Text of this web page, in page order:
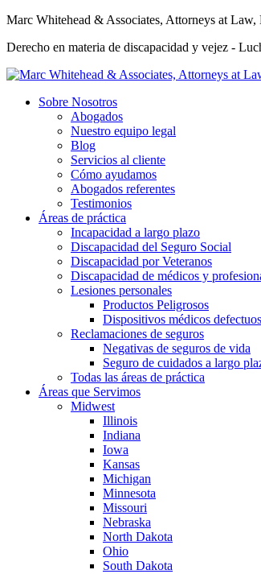
Marc Whitehead & Associates, Attorneys at
Derecho en materia de discapacidad y vejez -
Sobre Nosotros
Abogados
Nuestro equipo legal
Blog
Servicios al cliente
Cómo ayudamos
Abogados referentes
Testimonios
Áreas de práctica
Incapacidad a largo plazo
Discapacidad del Seguro Social
Discapacidad por Veteranos
Discapacidad de médicos y
Lesiones personales
Productos Peligrosos
Dispositivos médicos
Reclamaciones de seguros
Negativas de seguros de vida
Seguro de cuidados a largo
Todas las áreas de práctica
Áreas que Servimos
Midwest
Illinois
Indiana
Iowa
Kansas
Michigan
Minnesota
Missouri
Nebraska
North Dakota
Ohio
South Dakota